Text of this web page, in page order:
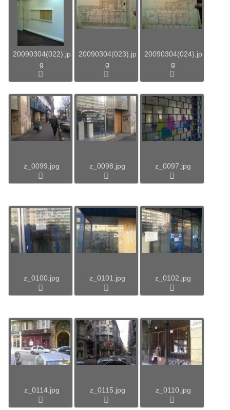
20090304(022).jp
g
20090304(023).jp
g
20090304(024).jp
g
z_0099.jpg z_0098.jpg z_0097.jpg
z_0100.jpg z_0101.jpg z_0102.jpg
z_0114.jpg z_0115.jpg z_0110.jpg